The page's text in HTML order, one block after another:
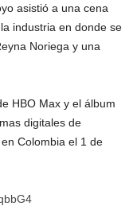
asistió a una cena
industria en donde se
Noriega y una
HBO Max y el álbum
digitales de
Colombia el 1 de